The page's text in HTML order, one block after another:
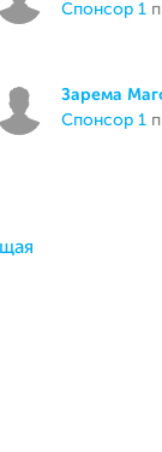
спонсор 1
Зарема
спонсор 1